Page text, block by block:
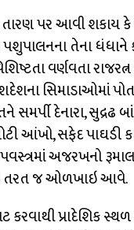
પર આવી શકાય કે
તેના ધંધાને
વર્ણવતા
સિમાડાઓમાં
સમર્પી દેનારા,
આંખો, સફેદ
અજરખનો
તરત જ ઓળખાઇ આવે.
પ્રાદેશિક સ્થળ